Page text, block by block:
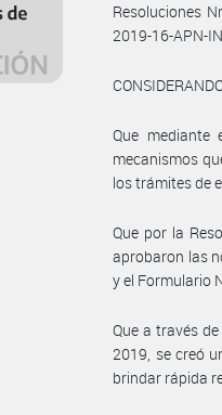
Resoluciones
2019-16-APN-
Que mediante
mecanismos
los trámites de
Que por la
aprobaron las
y el Formulario
Que a través
2019, se creó
brindar rápida